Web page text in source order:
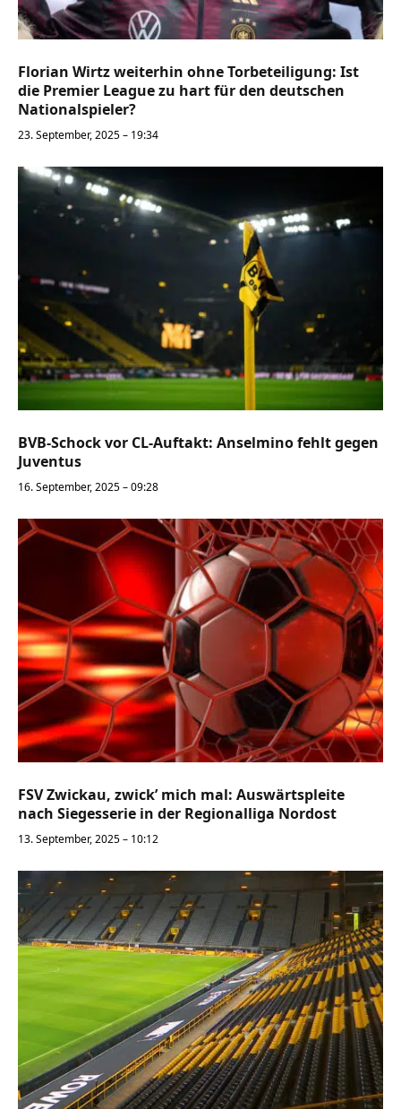
Florian Wirtz weiterhin ohne Torbeteiligung: Ist
die Premier League zu hart für den deutschen
Nationalspieler?
23. September, 2025 – 19:34
BVB-Schock vor CL-Auftakt: Anselmino fehlt gegen
Juventus
16. September, 2025 – 09:28
FSV Zwickau, zwick’ mich mal: Auswärtspleite
nach Siegesserie in der Regionalliga Nordost
13. September, 2025 – 10:12